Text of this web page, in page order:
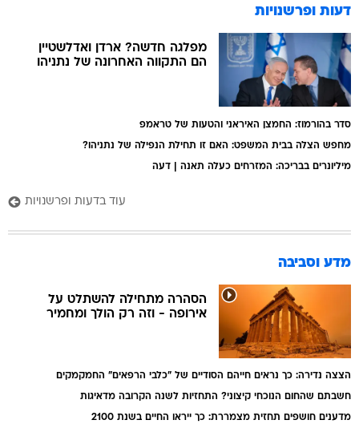
דעות ופרשנויות
מפלגה חדשה? ארדן ואדלשטיין
הם התקווה האחרונה של נתניהו
סדר בהורמוז: החמצן האיראני והטעות של טראמפ
מחפש הצלה בבית המשפט: האם זו תחילת הנפילה של נתניהו?
מיליונרים בבריכה: המזרחים כעלה תאנה | דעה
עוד בדעות ופרשנויות
מדע וסביבה
הסהרה מתחילה להשתלט על
אירופה - וזה רק הולך ומחמיר
הצצה נדירה: כך נראים חייהם הסודיים של "כלבי הרפאים" החמקמקים
חשבתם שהחום הנוכחי קיצוני? התחזיות לשנה הקרובה מדאיגות
מדענים חושפים תחזית מצמררת: כך ייראו החיים בשנת 2100